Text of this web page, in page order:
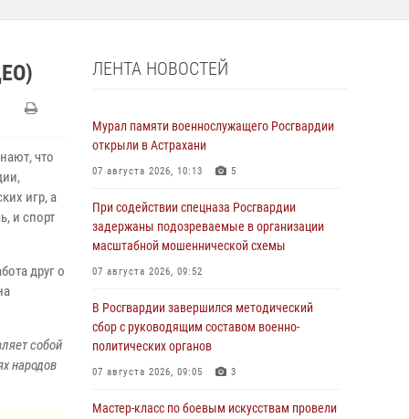
что
игр, а
и спорт
друг о
собой
народов
ЛЕНТА НОВОСТЕЙ
Мурал памяти военнослужащего Росгвардии
открыли в Астрахани
07 августа 2026, 10:13 5
При содействии спецназа Росгвардии
задержаны подозреваемые в организации
масштабной мошеннической схемы
07 августа 2026, 09:52
В Росгвардии завершился методический
сбор с руководящим составом военно-
политических органов
07 августа 2026, 09:05 3
Мастер-класс по боевым искусствам провели